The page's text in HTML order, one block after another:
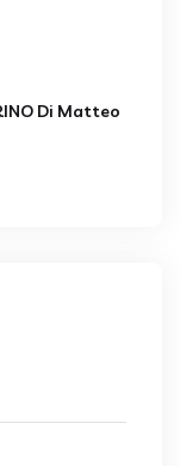
Di Matteo